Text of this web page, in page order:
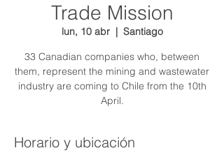
Trade Mission
lun, 10 abr
  |
Santiago
33 Canadian companies who, between
them, represent the mining and wastewater
industry are coming to Chile from the 10th
April.
Horario y ubicación